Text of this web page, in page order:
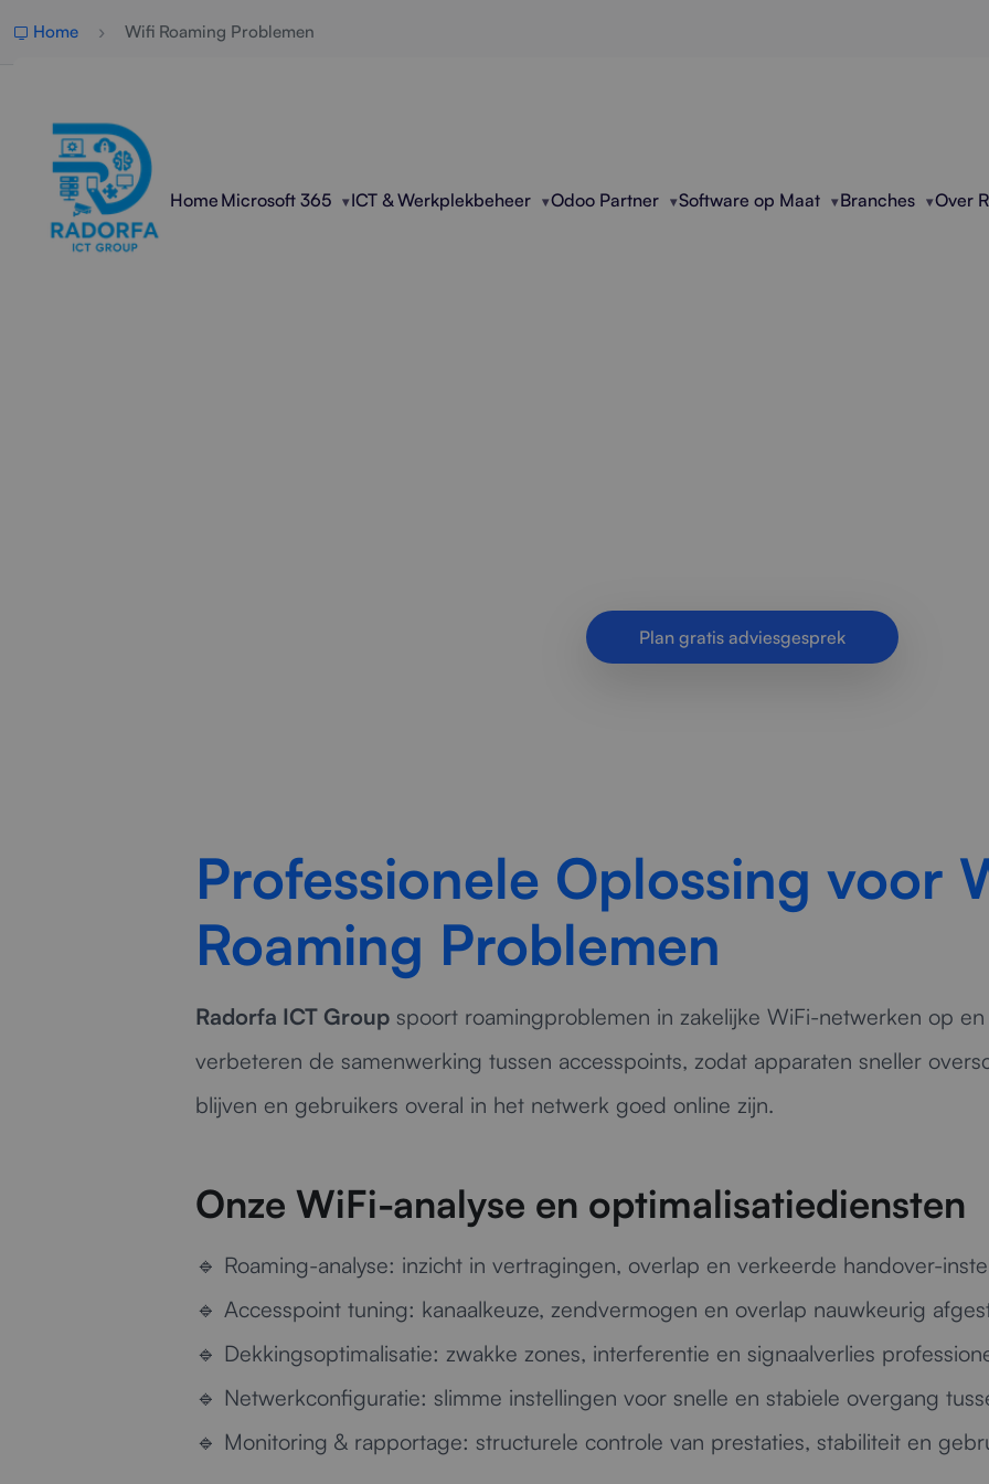
Home Microsoft 365 ICT & Werkplekbeheer Odoo Partner Software op Maat Branches Over
Home Wifi Roaming Problemen
Plan gratis adviesgesprek
Professionele Oplossing voor
Roaming Problemen
Radorfa ICT Group spoort roamingproblemen in zakelijke WiFi-netwerken op
verbeteren de samenwerking tussen accesspoints, zodat apparaten sneller
blijven en gebruikers overal in het netwerk goed online zijn.
Onze WiFi-analyse en optimalisatiediensten
🔹 Roaming-analyse: inzicht in vertragingen, overlap en verkeerde handover-
🔹 Accesspoint tuning: kanaalkeuze, zendvermogen en overlap nauwkeurig
🔹 Dekkingsoptimalisatie: zwakke zones, interferentie en signaalverlies
🔹 Netwerkconfiguratie: slimme instellingen voor snelle en stabiele overgang
🔹 Monitoring & rapportage: structurele controle van prestaties, stabiliteit en